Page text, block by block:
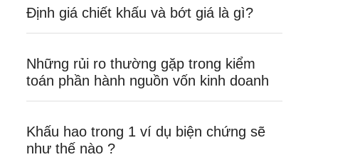
Định giá chiết khấu và bớt giá là gì?
Những rủi ro thường gặp trong kiểm
toán phần hành nguồn vốn kinh doanh
Khấu hao trong 1 ví dụ biện chứng sẽ
như thế nào ?